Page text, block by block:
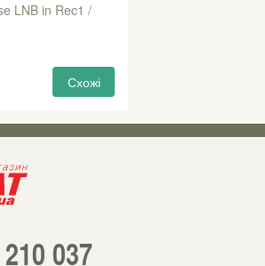
LNB in Rec1 /
Схожі
037